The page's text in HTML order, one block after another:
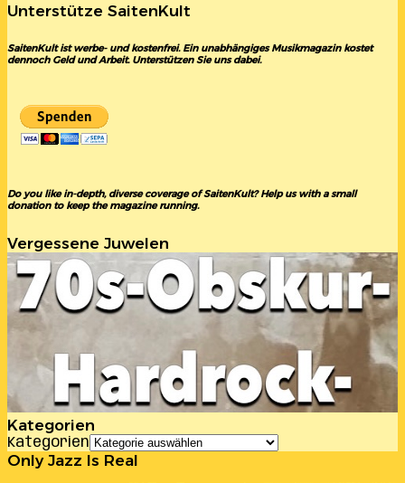
Unterstütze SaitenKult
SaitenKult ist werbe- und kostenfrei. Ein unabhängiges Musikmagazin kostet
dennoch Geld und Arbeit. Unterstützen Sie uns dabei.
Do you like in-depth, diverse coverage of SaitenKult? Help us with a small
donation to keep the magazine running.
Vergessene Juwelen
Kategorien
Kategorien
Only Jazz Is Real